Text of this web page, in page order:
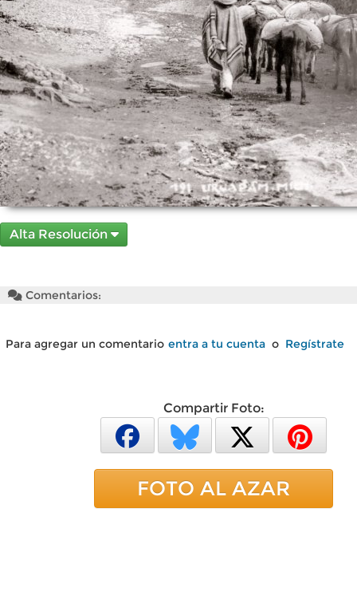
Alta Resolución
Comentarios:
Para agregar un comentario entra a tu cuenta o Regístrate
Compartir Foto:
FOTO AL AZAR